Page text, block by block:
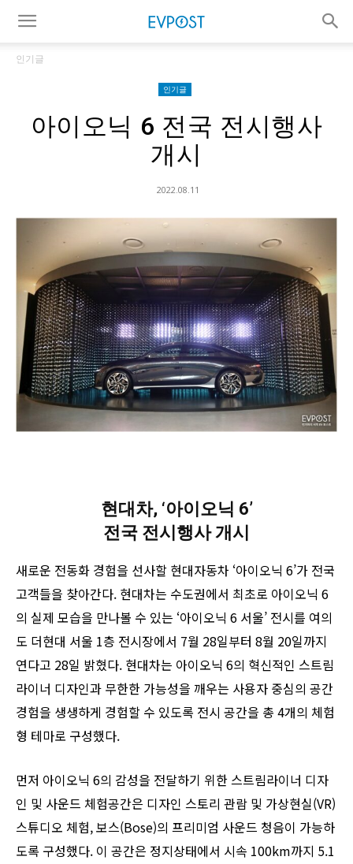
인기글
인기글
아이오닉 6 전국 전시행사
개시
2022.08.11
현대차, ‘아이오닉 6’
전국 전시행사 개시
새로운 전동화 경험을 선사할 현대자동차 ‘아이오닉 6’가 전국
고객들을 찾아간다. 현대차는 수도권에서 최초로 아이오닉 6
의 실제 모습을 만나볼 수 있는 ‘아이오닉 6 서울’ 전시를 여의
도 더현대 서울 1층 전시장에서 7월 28일부터 8월 20일까지
연다고 28일 밝혔다. 현대차는 아이오닉 6의 혁신적인 스트림
라이너 디자인과 무한한 가능성을 깨우는 사용자 중심의 공간
경험을 생생하게 경험할 수 있도록 전시 공간을 총 4개의 체험
형 테마로 구성했다.
먼저 아이오닉 6의 감성을 전달하기 위한 스트림라이너 디자
인 및 사운드 체험공간은 디자인 스토리 관람 및 가상현실(VR)
스튜디오 체험, 보스(Bose)의 프리미엄 사운드 청음이 가능하
도록 구성했다. 이 공간은 정지상태에서 시속 100km까지 5.1